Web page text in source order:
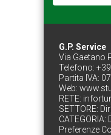
G.P. Service
Via Gaetano
Telefono:
Partita IVA:
Web:
RETE:
SETTORE:
CATEGORIA:
Preferenze